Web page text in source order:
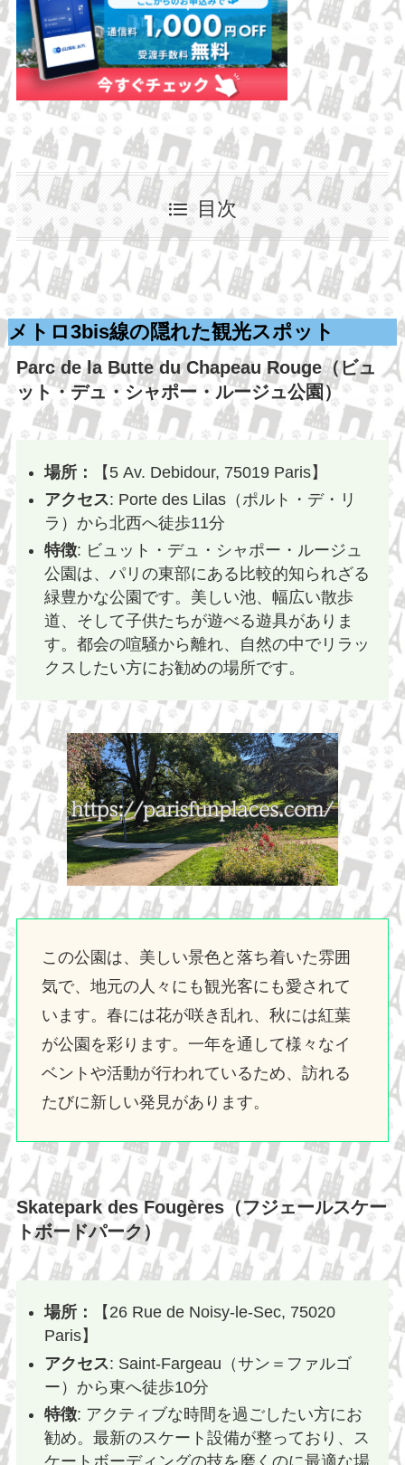
目次
メトロ3bis線の隠れた観光スポット
Parc de la Butte du Chapeau Rouge（ビュ
ット・デュ・シャポー・ルージュ公園）
場所：
【5 Av. Debidour, 75019 Paris】
アクセス: Porte des Lilas（ポルト・デ・リ
ラ）から北西へ徒歩11分
特徴: ビュット・デュ・シャポー・ルージュ
公園は、パリの東部にある比較的知られざる
緑豊かな公園です。美しい池、幅広い散歩
道、そして子供たちが遊べる遊具がありま
す。都会の喧騒から離れ、自然の中でリラッ
クスしたい方にお勧めの場所です。
この公園は、美しい景色と落ち着いた雰囲
気で、地元の人々にも観光客にも愛されて
います。春には花が咲き乱れ、秋には紅葉
が公園を彩ります。一年を通して様々なイ
ベントや活動が行われているため、訪れる
たびに新しい発見があります。
Skatepark des Fougères（フジェールスケー
トボードパーク）
場所：
【26 Rue de Noisy-le-Sec, 75020
Paris】
アクセス: Saint-Fargeau（サン＝ファルゴ
ー）から東へ徒歩10分
特徴: アクティブな時間を過ごしたい方にお
勧め。最新のスケート設備が整っており、ス